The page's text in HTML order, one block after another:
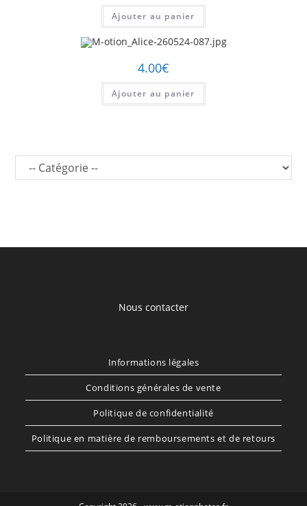
Ajouter au panier
4.00€
Ajouter au panier
Nous contacter
Informations légales
Conditions générales de vente
Politique de confidentialité
Politique en matière de remboursements et de retours